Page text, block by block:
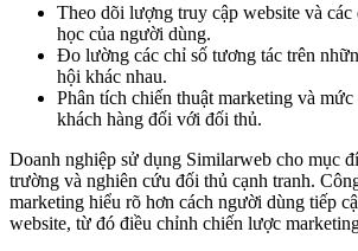
Theo dõi lượng truy cập website và các
học của người dùng.
Đo lường các chỉ số tương tác trên
hội khác nhau.
Phân tích chiến thuật marketing và mức
khách hàng đối với đối thủ.
Doanh nghiệp sử dụng Similarweb cho mục
trường và nghiên cứu đối thủ cạnh tranh.
marketing hiểu rõ hơn cách người dùng tiếp
website, từ đó điều chỉnh chiến lược